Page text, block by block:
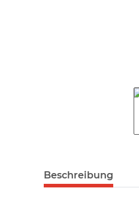
weitere Registerkarten
Beschreibung